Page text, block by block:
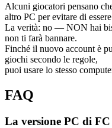
Alcuni giocatori pensano
altro PC per evitare di
La verità: no — NON hai
non ti farà bannare.
Finché il nuovo account è
giochi secondo le regole,
puoi usare lo stesso
FAQ
La versione PC di